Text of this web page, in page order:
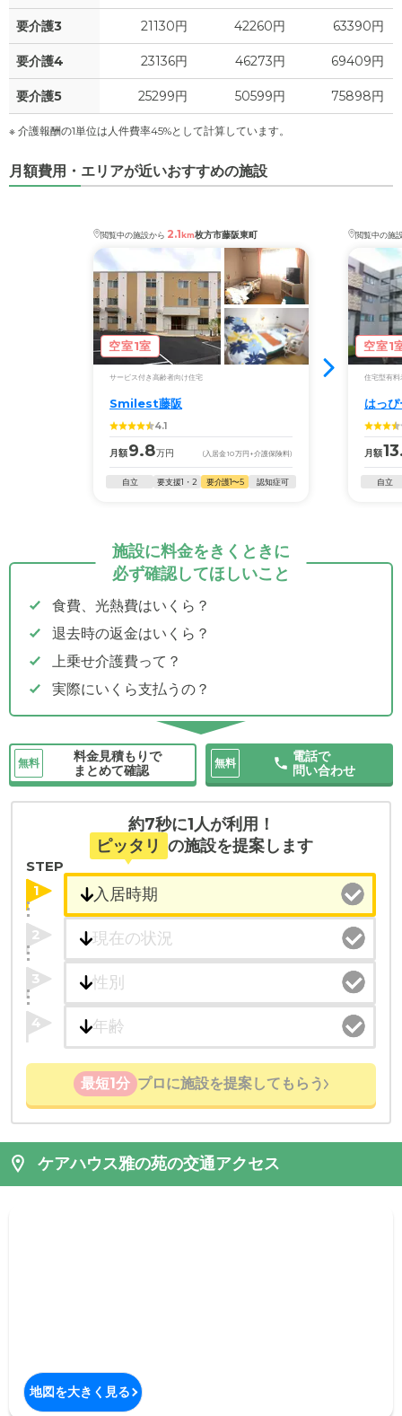
その他 1 万円
介護保険料 -
要介護3 21130円 42260円 63390円
要介護4 23136円 46273円 69409円
要介護5 25299円 50599円 75898円
※ 介護報酬の1単位は人件費率45%として計算しています。
月額費用・エリアが近いおすすめの施設
閲覧中の施設から 2.1km枚方市藤阪東町
空室1室
サービス付き高齢者向け住宅
Smilest藤阪
4.1
月額9.8万円 (入居金10万円 +介護保険料)
自立 要支援1・2 要介護1〜5 認知症可
閲覧中の施
空室1
住宅型有料
はっ
月額
自立
施設に料金をきくときに
必ず確認してほしいこと
食費、光熱費はいくら？
退去時の返金はいくら？
上乗せ介護費って？
実際にいくら支払うの？
無料
料金見積もりで
まとめて確認
無料
電話で
問い合わせ
約7秒に1人が利用！
ピッタリ の施設を提案します
STEP
1
2
3
4
最短1分 プロに施設を提案してもらう
ケアハウス雅の苑の交通アクセス
地図を大きく見る